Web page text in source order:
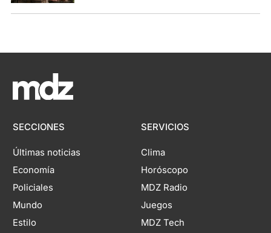
SECCIONES
Últimas noticias
Economía
Policiales
Mundo
Estilo
SERVICIOS
Clima
Horóscopo
MDZ Radio
Juegos
MDZ Tech